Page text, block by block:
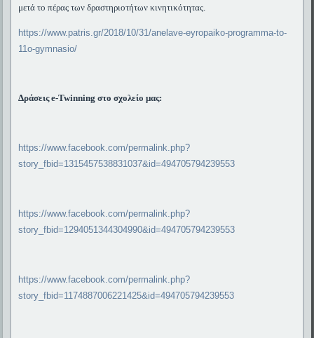
μετά το πέρας των δραστηριοτήτων κινητικότητας.
https://www.patris.gr/2018/10/31/anelave-eyropaiko-programma-to-
11o-gymnasio/
Δράσεις e-Twinning στο σχολείο μας:
https://www.facebook.com/permalink.php?
story_fbid=1315457538831037&id=494705794239553
https://www.facebook.com/permalink.php?
story_fbid=1294051344304990&id=494705794239553
https://www.facebook.com/permalink.php?
story_fbid=1174887006221425&id=494705794239553